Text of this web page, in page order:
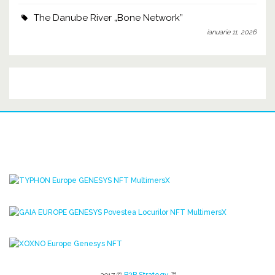
The Danube River „Bone Network”
ianuarie 11, 2026